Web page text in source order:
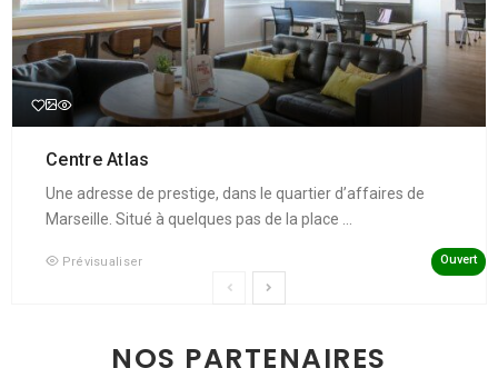
Centre Atlas
Une adresse de prestige, dans le quartier d’affaires de
Marseille. Situé à quelques pas de la place ...
Prévisualiser Ouvert
NOS PARTENAIRES